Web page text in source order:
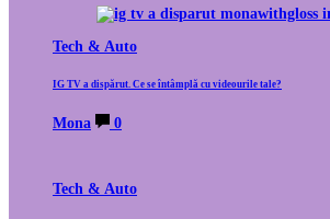
Tech & Auto
IG TV a dispărut. Ce se întâmplă cu videourile tale?
Mona 0
Tech & Auto